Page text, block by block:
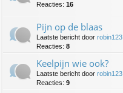
Reacties: 16
Pijn op de blaas
Laatste bericht door robin123
Reacties: 8
Keelpijn wie ook?
Laatste bericht door robin123
Reacties: 9